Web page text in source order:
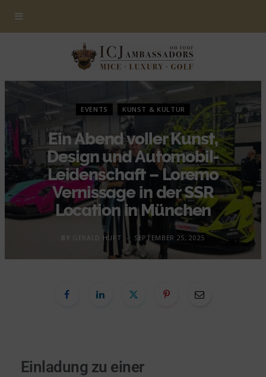
EVENTS KUNST & KULTUR
Ein Abend voller Kunst,
Design und Automobil-
Leidenschaft – Loremo
Vernissage in der SSR
Location in München
BY GERALD HUFT SEPTEMBER 25, 2025
Einladung zu einer